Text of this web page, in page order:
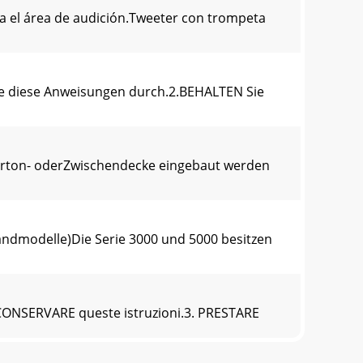
el área de audición.Tweeter con trompeta
Anweisungen durch.2.BEHALTEN Sie
oderZwischendecke eingebaut werden
Serie 3000 und 5000 besitzen
queste istruzioni.3. PRESTARE